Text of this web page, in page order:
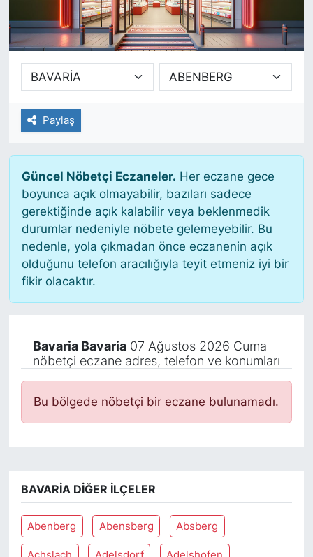
Paylaş
Güncel Nöbetçi Eczaneler. Her eczane gece
boyunca açık olmayabilir, bazıları sadece
gerektiğinde açık kalabilir veya beklenmedik
durumlar nedeniyle nöbete gelemeyebilir. Bu
nedenle, yola çıkmadan önce eczanenin açık
olduğunu telefon aracılığıyla teyit etmeniz iyi bir
fikir olacaktır.
Bavaria Bavaria07 Ağustos 2026 Cuma
nöbetçi eczane adres, telefon ve konumları
Bu bölgede nöbetçi bir eczane bulunamadı.
BAVARIA DIĞER İLÇELER
Abenberg Abensberg Absberg
SİYASET
SAĞLIK